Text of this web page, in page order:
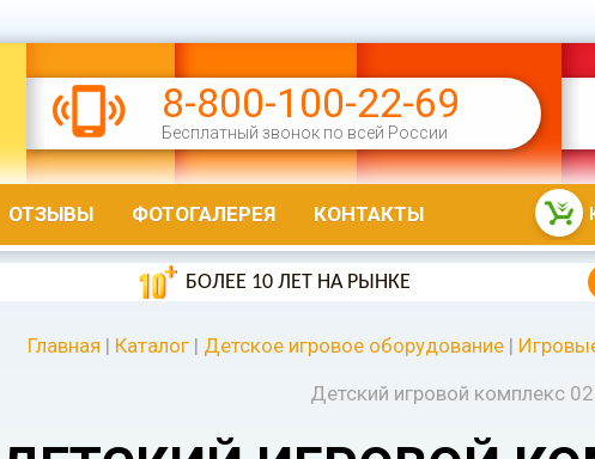
8-800-100-22-69
Бесплатный звонок по всей России
ОТЗЫВЫ ФОТОГАЛЕРЕЯ КОНТАКТЫ
БОЛЕЕ 10 ЛЕТ НА РЫНКЕ
Главная | Каталог | Детское игровое оборудование |
Детский игровой комплекс